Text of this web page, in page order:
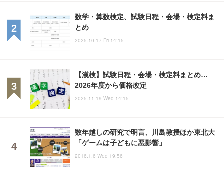
数学・算数検定、試験日程・会場・検定料ま
とめ
2025.10.17 Fri 14:15
【漢検】試験日程・会場・検定料まとめ…
2026年度から価格改定
2025.11.19 Wed 14:15
数年越しの研究で明言、川島教授ほか東北大
「ゲームは子どもに悪影響」
2016.1.6 Wed 19:56